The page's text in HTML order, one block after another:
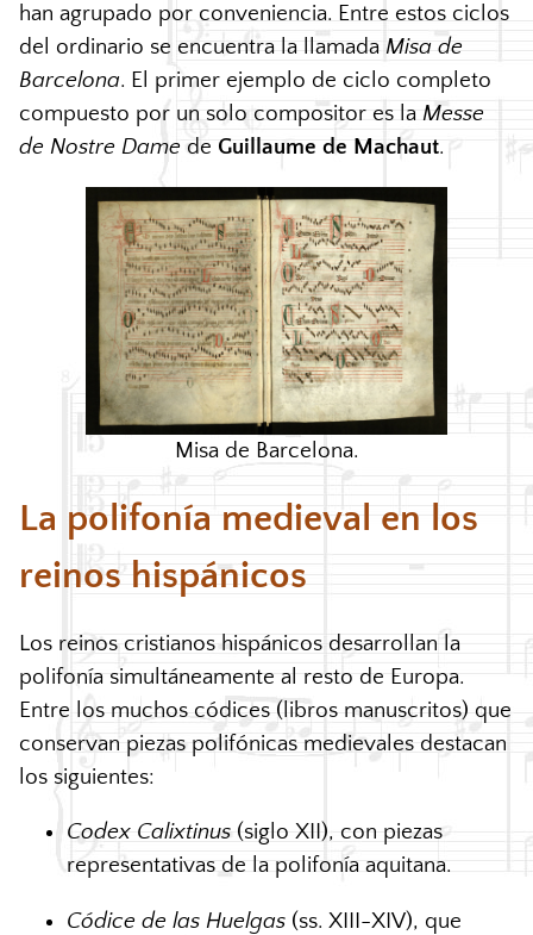
han agrupado por conveniencia. Entre estos ciclos
del ordinario se encuentra la llamada Misa de
Barcelona. El primer ejemplo de ciclo completo
compuesto por un solo compositor es la Messe
de Nostre Dame de Guillaume de Machaut.
Misa de Barcelona.
La polifonía medieval en los
reinos hispánicos
Los reinos cristianos hispánicos desarrollan la
polifonía simultáneamente al resto de Europa.
Entre los muchos códices (libros manuscritos) que
conservan piezas polifónicas medievales destacan
los siguientes:
Codex Calixtinus(siglo XII), con piezas
representativas de la polifonía aquitana.
Códice de las Huelgas (ss. XIII-XIV), que